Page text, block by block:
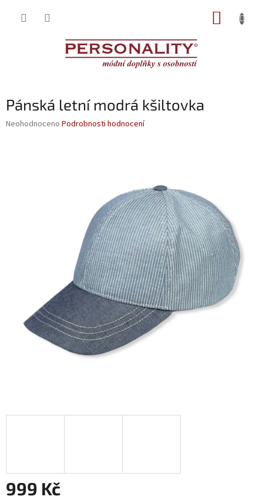
Pánská letní modrá kšiltovka
Průměrné
Neohodnoceno Podrobnosti hodnocení
999 Kč